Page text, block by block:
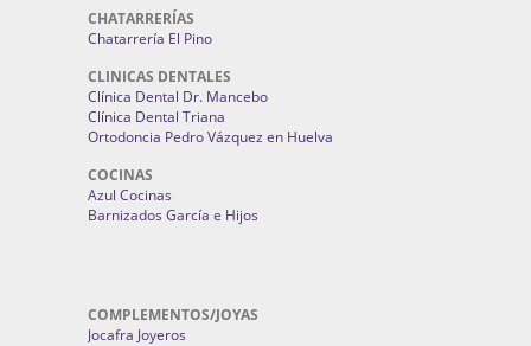
CHATARRERÍAS
Chatarrería El Pino
CLINICAS DENTALES
Clínica Dental Dr. Mancebo
Clínica Dental Triana
Ortodoncia Pedro Vázquez en Huelva
COCINAS
Azul Cocinas
Barnizados García e Hijos
COMPLEMENTOS/JOYAS
Jocafra Joyeros